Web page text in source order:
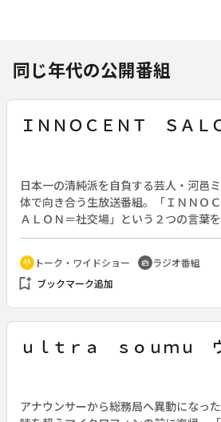
同じ年代の公開番組
ＩＮＮＯＣＥＮＴ ＳＡＬ
日本一の清純派を自負する芸人・河邑
体で向き合う生放送番組。「ＩＮＮＯ
ＡＬＯＮ＝社交場」という２つの言葉
頃の喧噪を忘れ、清い心を取り戻し、
いくことを目指していく。（２０２５
初回ということでこの日のメッセージテ
リスナーからの部屋の模様替えをした
ピソードなどを紹介する。その他、日
い幸せを共有する「Ｓｕｎｄａｙ’ｓ
コーナーや、モテるために日頃から意
adaptive_audio_mic トーク・ワイドショー radio ラジオ番組
bookmark_add ブックマーク追加
ｕｌｔｒａ ｓｏｕｍｕ
アナウンサーから総務局へ異動になっ